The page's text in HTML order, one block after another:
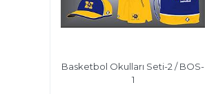
Basketbol Okulları Seti-2 / BOS-
1